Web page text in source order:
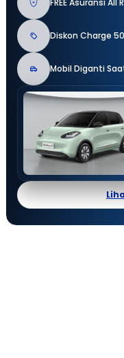
Diskon Charge
Mobil Diganti